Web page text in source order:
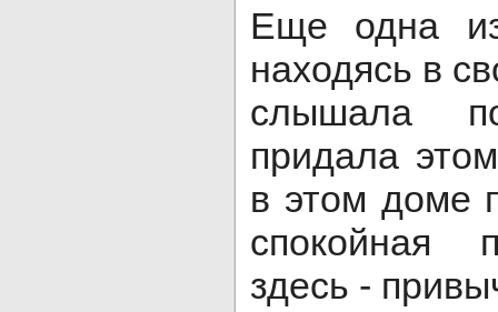
Еще одна
находясь в
слышала
придала
в этом доме
спокойная
здесь -